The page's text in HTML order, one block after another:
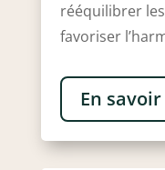
rééquilibrer
favoriser
En